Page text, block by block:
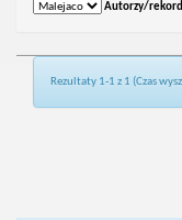
Autorzy/rekord
Rezultaty 1-1 z 1 (Czas